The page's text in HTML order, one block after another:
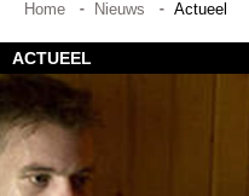
Home Nieuws Actueel
ACTUEEL